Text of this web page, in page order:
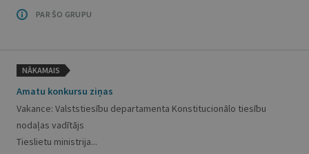
PAR ŠO GRUPU
NĀKAMAIS
Amatu konkursu ziņas
Vakance: Valststiesību departamenta Konstitucionālo tiesību
nodaļas vadītājs
Tieslietu ministrija...